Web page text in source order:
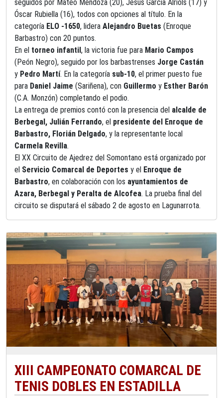
seguidos por Mateo Mendoza (20), Jesús García Alriols (17) y
Óscar Rubiella (16), todos con opciones al título. En la
categoría ELO -1650, lidera Alejandro Buetas (Enroque
Barbastro) con 20 puntos.
En el torneo infantil , la victoria fue para Mario Campos
(Peón Negro), seguido por los barbastrenses Jorge Castán
y Pedro Martí. En la categoría sub-10, el primer puesto fue
para Daniel Jaime (Sariñena), con Guillermo y Esther Barón
(C.A. Monzón) completando el podio.
La entrega de premios contó con la presencia del alcalde de
Berbegal, Julián Ferrando, el presidente del Enroque de
Barbastro, Florián Delgado, y la representante local
Carmela Revilla.
El XX Circuito de Ajedrez del Somontano está organizado por
el Servicio Comarcal de Deportes y el Enroque de
Barbastro, en colaboración con los ayuntamientos de
Azara, Berbegal y Peralta de Alcofea. La prueba final del
circuito se disputará el sábado 2 de agosto en Lagunarrota.
XIII CAMPEONATO COMARCAL DE
TENIS DOBLES EN ESTADILLA